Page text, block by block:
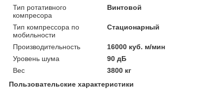
Тип ротативного
компресора
Винтовой
Тип компрессора по
мобильности
Стационарный
Производительность
16000 куб. м/мин
Уровень шума
90 дБ
Вес
3800 кг
Пользовательские характеристики